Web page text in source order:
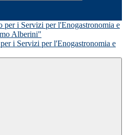
per i Servizi per l'Enogastronomia e